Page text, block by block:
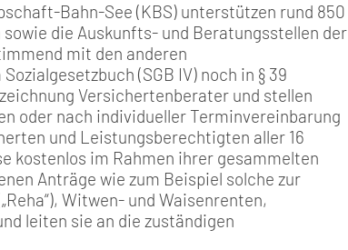
Bahn-See (KBS) unterstützen rund 850
die Auskunfts- und Beratungsstellen der
mit den anderen
(SGB IV) noch in § 39
Versichertenberater und stellen
oder nach individueller Terminvereinbarung
und Leistungsberechtigten aller 16
kostenlos im Rahmen ihrer gesammelten
Anträge wie zum Beispiel solche zur
Witwen- und Waisenrenten,
leiten sie an die zuständigen